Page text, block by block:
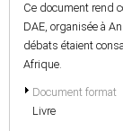
Ce document rend
DAE, organisée à
débats étaient
Afrique.
Document format
Livre